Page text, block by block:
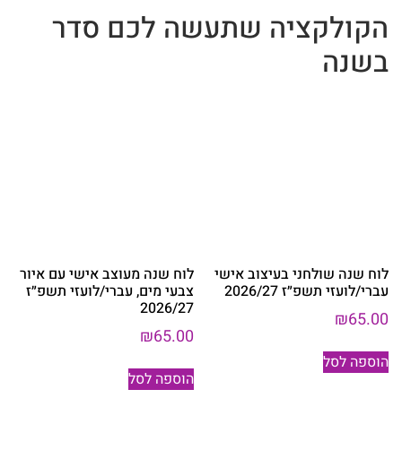
הקולקציה שתעשה לכם סדר
בשנה
לוח שנה שולחני בעיצוב אישי
עברי/לועזי תשפ״ז 2026/27
₪65.00
הוספה לסל
לוח שנה מעוצב אישי עם איור
צבעי מים, עברי/לועזי תשפ״ז
2026/27
₪65.00
הוספה לסל